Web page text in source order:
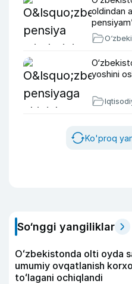
oldindan
yoshini
Ko'proq
So‘nggi yangiliklar
Oʻzbekistonda olti oyda
umumiy ovqatlanish
toʻlagani ochiqlandi